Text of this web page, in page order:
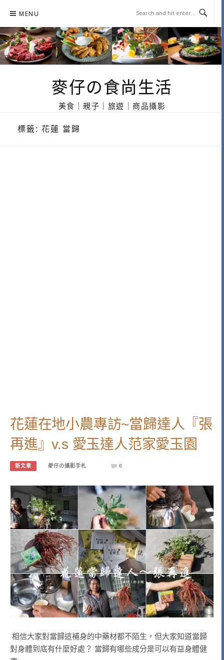
content
MENU
麥仔の食尚生活
美食｜親子｜旅遊｜商品攝影
標籤: 花蓮 當歸
花蓮在地小農專訪~當歸達人『張
再進』v.s 愛玉達人范家愛玉園
新文章 麥仔の攝影手札 0
相信大家對當歸這補身的中藥材都不陌生，但大家知道當歸
對身體到底有什麼好處？ 當歸有哪些成分是可以有益身體健